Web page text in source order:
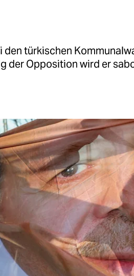
türkischen
der Opposition wird er